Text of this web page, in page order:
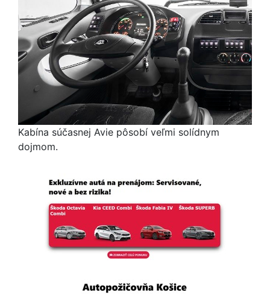
Kabína súčasnej Avie pôsobí veľmi solídnym
dojmom.